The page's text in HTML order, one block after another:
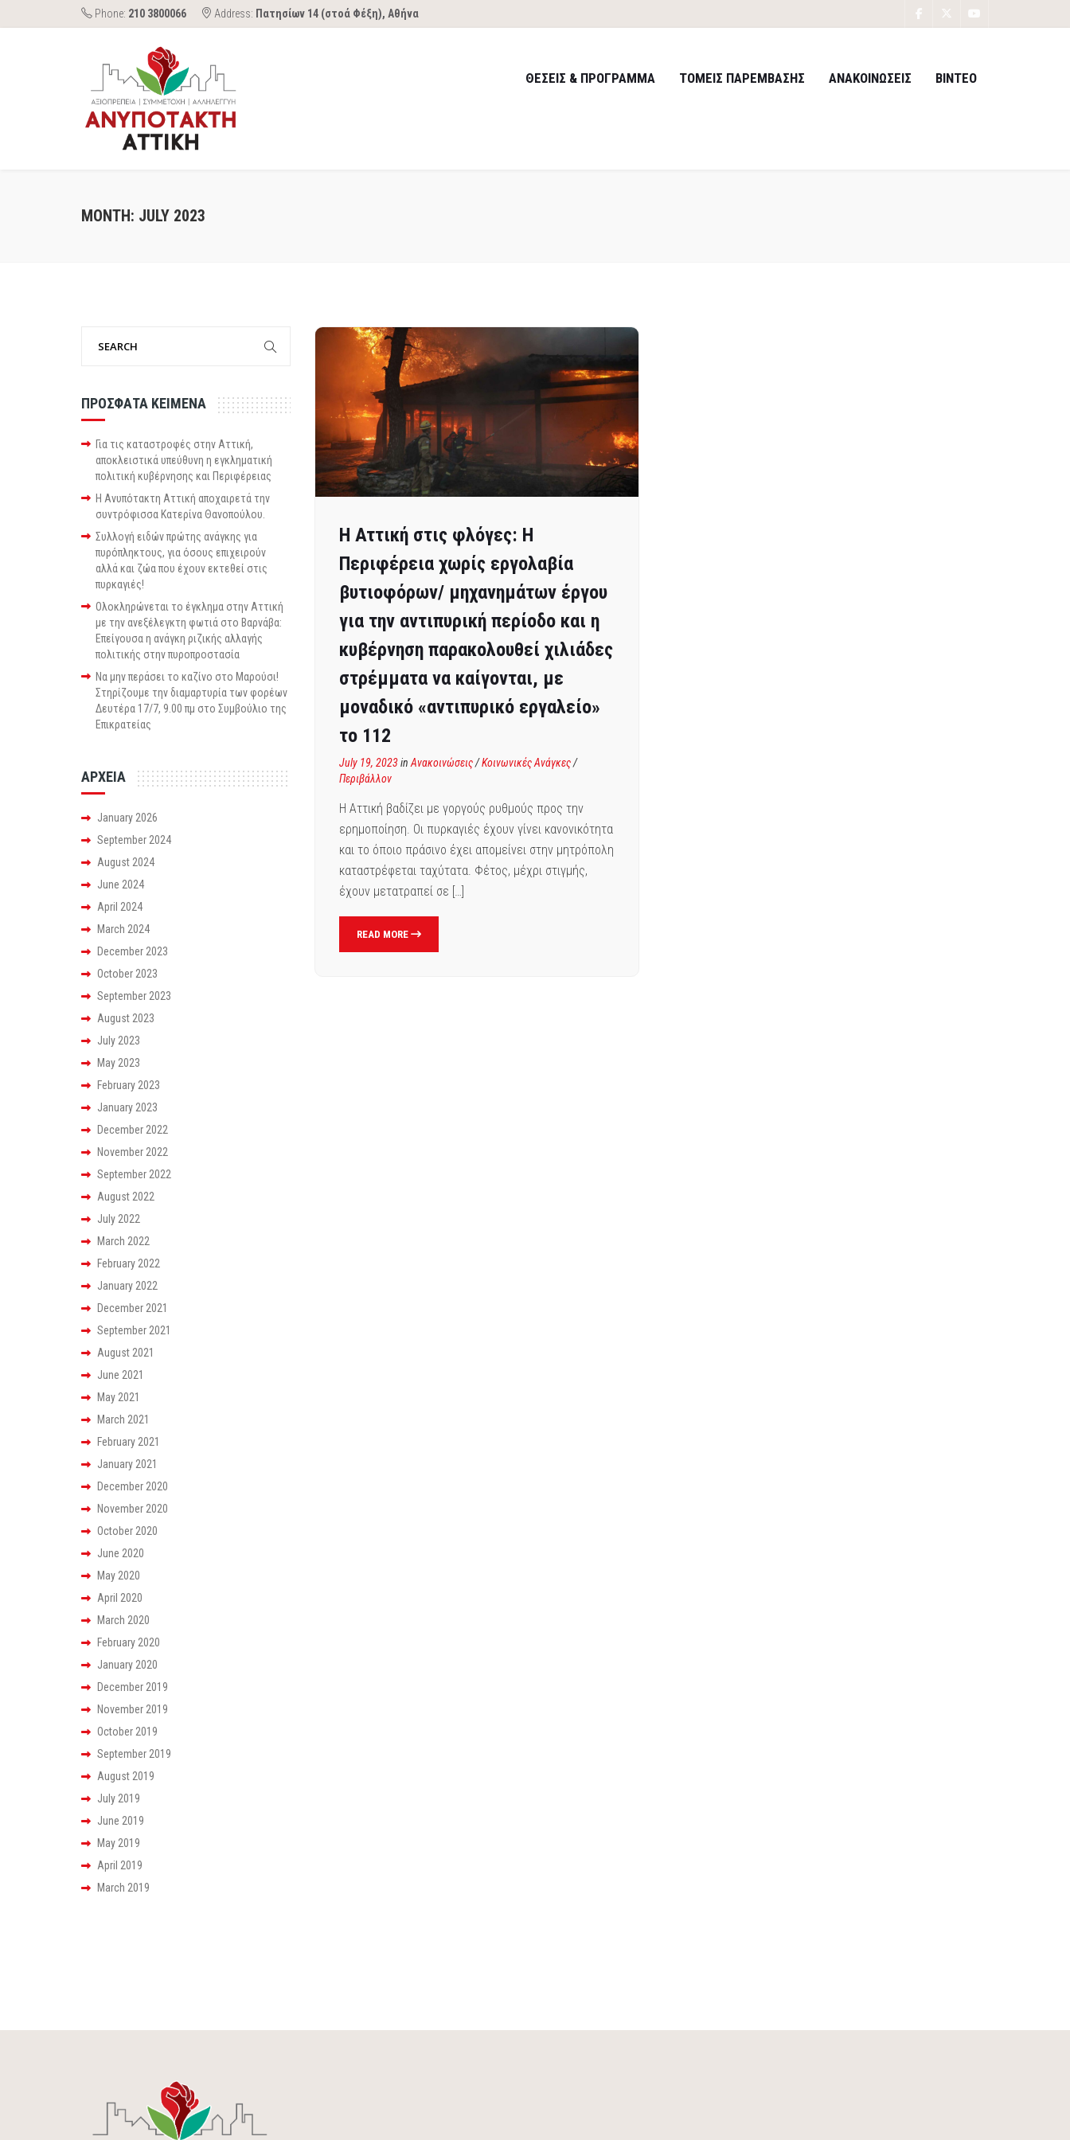
Phone: 210 3800066 Address: Πατησίων 14 (στοά Φέξη), Αθήνα
ΘΕΣΕΙΣ & ΠΡΟΓΡΑΜΜΑ ΤΟΜΕΙΣ ΠΑΡΕΜΒΑΣΗΣ ΑΝΑΚΟΙΝΩΣΕΙΣ ΒΙΝΤΕΟ
MONTH: JULY 2023
ΠΡΟΣΦΑΤΑ ΚΕΙΜΕΝΑ
Για τις καταστροφές στην Αττική,
αποκλειστικά υπεύθυνη η εγκληματική
πολιτική κυβέρνησης και Περιφέρειας
Η Ανυπότακτη Αττική αποχαιρετά την
συντρόφισσα Κατερίνα Θανοπούλου.
Συλλογή ειδών πρώτης ανάγκης για
πυρόπληκτους, για όσους επιχειρούν
αλλά και ζώα που έχουν εκτεθεί στις
πυρκαγιές!
Ολοκληρώνεται το έγκλημα στην Αττική
με την ανεξέλεγκτη φωτιά στο Βαρνάβα:
Επείγουσα η ανάγκη ριζικής αλλαγής
πολιτικής στην πυροπροστασία
Να μην περάσει το καζίνο στο Μαρούσι!
Στηρίζουμε την διαμαρτυρία των φορέων
Δευτέρα 17/7, 9.00 πμ στο Συμβούλιο της
Επικρατείας
ΑΡΧΕΙΑ
January 2026
September 2024
August 2024
June 2024
April 2024
March 2024
December 2023
October 2023
September 2023
August 2023
July 2023
May 2023
February 2023
January 2023
December 2022
November 2022
September 2022
August 2022
July 2022
March 2022
February 2022
January 2022
December 2021
September 2021
August 2021
June 2021
May 2021
March 2021
February 2021
January 2021
December 2020
November 2020
October 2020
June 2020
May 2020
April 2020
March 2020
February 2020
January 2020
December 2019
November 2019
October 2019
September 2019
August 2019
July 2019
June 2019
May 2019
April 2019
March 2019
Η Αττική στις φλόγες: Η
Περιφέρεια χωρίς εργολαβία
βυτιοφόρων/ μηχανημάτων έργου
για την αντιπυρική περίοδο και η
κυβέρνηση παρακολουθεί χιλιάδες
στρέμματα να καίγονται, με
μοναδικό «αντιπυρικό εργαλείο»
το 112
July 19, 2023 in Ανακοινώσεις/Κοινωνικές Ανάγκες/
Περιβάλλον
Η Αττική βαδίζει με γοργούς ρυθμούς προς την
ερημοποίηση. Οι πυρκαγιές έχουν γίνει κανονικότητα
και το όποιο πράσινο έχει απομείνει στην μητρόπολη
καταστρέφεται ταχύτατα. Φέτος, μέχρι στιγμής,
έχουν μετατραπεί σε […]
READ MORE